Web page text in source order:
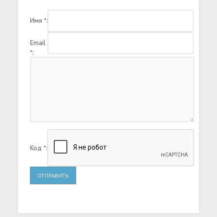
оставшиеся в изоляции заключенные взяли
правила.
Имя *:
Email
*:
Код *:
ОТПРАВИТЬ